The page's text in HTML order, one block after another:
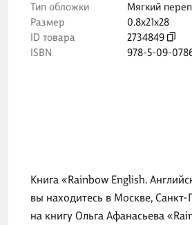
Тип обложки
Мягкий
Размер
0.8x21x28
ID товара
2734849
ISBN
978-5-09-
Книга «Rainbow English.
вы находитесь в Москве,
на книгу Ольга Афанасьева